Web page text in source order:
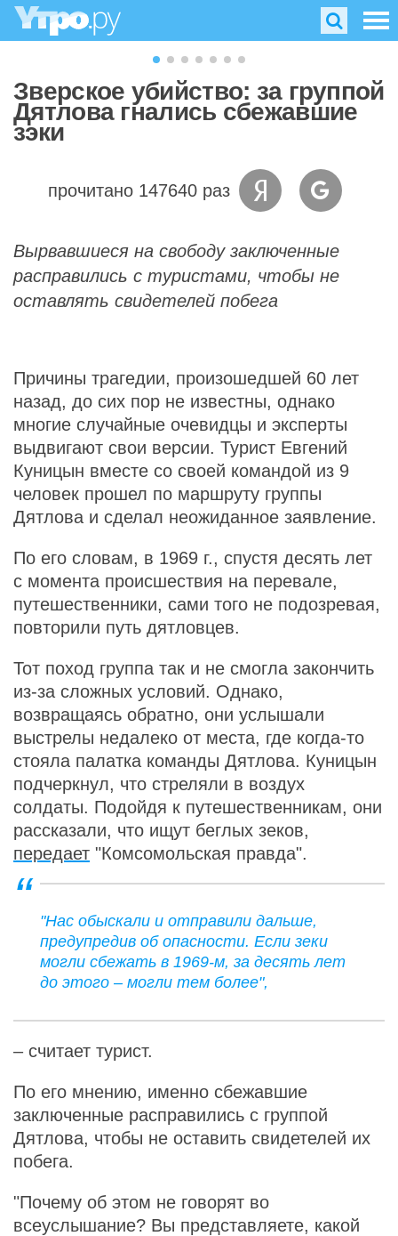
Зверское убийство: за группой
Дятлова гнались сбежавшие
зэки
прочитано 147640 раз
Вырвавшиеся на свободу заключенные
расправились с туристами, чтобы не
оставлять свидетелей побега
Причины трагедии, произошедшей 60 лет
назад, до сих пор не известны, однако
многие случайные очевидцы и эксперты
выдвигают свои версии. Турист Евгений
Куницын вместе со своей командой из 9
человек прошел по маршруту группы
Дятлова и сделал неожиданное заявление.
По его словам, в 1969 г., спустя десять лет
с момента происшествия на перевале,
путешественники, сами того не подозревая,
повторили путь дятловцев.
Тот поход группа так и не смогла закончить
из-за сложных условий. Однако,
возвращаясь обратно, они услышали
выстрелы недалеко от места, где когда-то
стояла палатка команды Дятлова. Куницын
подчеркнул, что стреляли в воздух
солдаты. Подойдя к путешественникам, они
рассказали, что ищут беглых зеков,
передает "Комсомольская правда".
"Нас обыскали и отправили дальше,
предупредив об опасности. Если зеки
могли сбежать в 1969-м, за десять лет
до этого – могли тем более",
– считает турист.
По его мнению, именно сбежавшие
заключенные расправились с группой
Дятлова, чтобы не оставить свидетелей их
побега.
"Почему об этом не говорят во
всеуслышание? Вы представляете, какой